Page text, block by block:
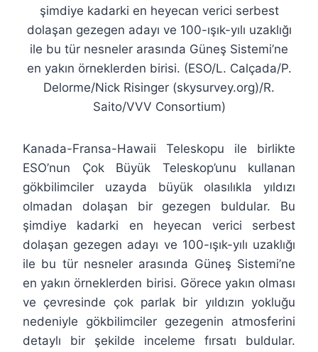
şimdiye kadarki en heyecan verici serbest
dolaşan gezegen adayı ve 100-ışık-yılı uzaklığı
ile bu tür nesneler arasında Güneş Sistemi’ne
en yakın örneklerden birisi. (ESO/L. Calçada/P.
Delorme/Nick Risinger (skysurvey.org)/R.
Saito/VVV Consortium)
Kanada-Fransa-Hawaii Teleskopu ile birlikte
ESO’nun Çok Büyük Teleskop’unu kullanan
gökbilimciler uzayda büyük olasılıkla yıldızı
olmadan dolaşan bir gezegen buldular. Bu
şimdiye kadarki en heyecan verici serbest
dolaşan gezegen adayı ve 100-ışık-yılı uzaklığı
ile bu tür nesneler arasında Güneş Sistemi’ne
en yakın örneklerden birisi. Görece yakın olması
ve çevresinde çok parlak bir yıldızın yokluğu
nedeniyle gökbilimciler gezegenin atmosferini
detaylı bir şekilde inceleme fırsatı buldular.